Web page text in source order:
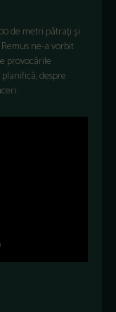
de metri pătrați și
ne-a vorbit
provocările
despre